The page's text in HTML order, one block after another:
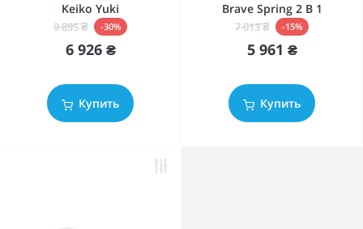
Keiko Yuki
9 895 ₴ -30%
6 926 ₴
Купить
Brave Spring 2 В 1
7 013 ₴ -15%
5 961 ₴
Купить